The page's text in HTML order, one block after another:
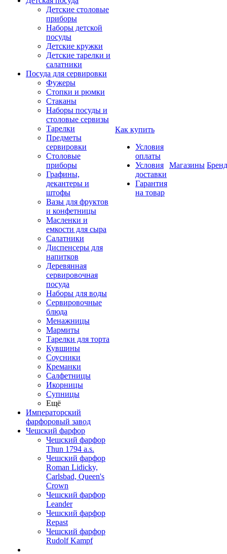
Детские столовые
приборы
Наборы детской
посуды
Детские кружки
Детские тарелки и
салатники
Посуда для сервировки
Фужеры
Стопки и рюмки
Стаканы
Наборы посуды и
столовые сервизы
Тарелки
Предметы
сервировки
Столовые
приборы
Графины,
декантеры и
штофы
Вазы для фруктов
и конфетницы
Масленки и
емкости для сыра
Салатники
Диспенсеры для
напитков
Деревянная
сервировочная
посуда
Наборы для воды
Сервировочные
блюда
Менажницы
Мармиты
Тарелки для торта
Кувшины
Соусники
Креманки
Салфетницы
Икорницы
Супницы
Ещё
Императорский
фарфоровый завод
Чешский фарфор
Чешский фарфор
Thun 1794 a.s.
Чешский фарфор
Roman Lidicky,
Carlsbad, Queen's
Crown
Чешский фарфор
Leander
Чешский фарфор
Repast
Чешский фарфор
Rudolf Kampf
Как купить
Условия
оплаты
Условия
доставки
Гарантия
на товар
Магазины